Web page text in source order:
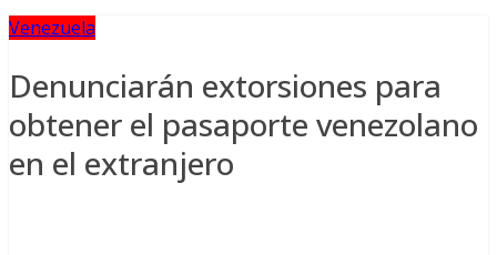
Venezuela
Denunciarán extorsiones para
obtener el pasaporte venezolano
en el extranjero